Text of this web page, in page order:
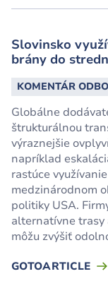
Slovinsko
brány do
KOMENTÁR
Globálne
štrukturálnou
výraznejšie
napríklad
rastúce
medzinárodnom
politiky USA.
alternatívne trasy
môžu zvýšiť
GOTOARTICLE